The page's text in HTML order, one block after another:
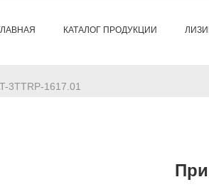
КАТАЛОГ ПРОДУКЦИИ
3TTRP-1617.01